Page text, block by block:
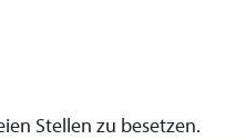
Stellen zu besetzen.